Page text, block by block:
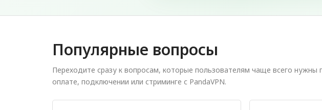
Популярные вопросы
Переходите сразу к вопросам, которые пользователям чаще всего нужны
оплате, подключении или стриминге с PandaVPN.